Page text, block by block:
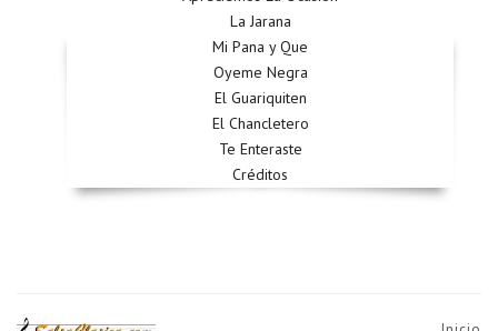
La Jarana
Mi Pana y Que
Oyeme Negra
El Guariquiten
El Chancletero
Te Enteraste
Créditos